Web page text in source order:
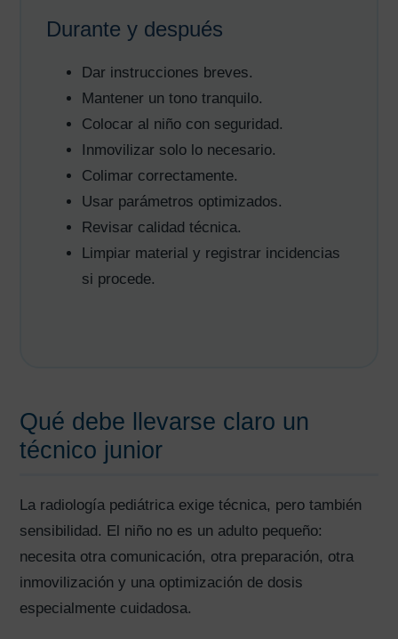
Durante y después
Dar instrucciones breves.
Mantener un tono tranquilo.
Colocar al niño con seguridad.
Inmovilizar solo lo necesario.
Colimar correctamente.
Usar parámetros optimizados.
Revisar calidad técnica.
Limpiar material y registrar incidencias
si procede.
Qué debe llevarse claro un
técnico junior
La radiología pediátrica exige técnica, pero también
sensibilidad. El niño no es un adulto pequeño:
necesita otra comunicación, otra preparación, otra
inmovilización y una optimización de dosis
especialmente cuidadosa.
AVISO LEGAL|POLÍTICA DE PRIVACIDAD |COOKIES